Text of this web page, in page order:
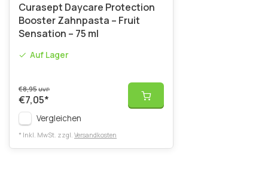
Curasept Daycare Protection
Booster Zahnpasta – Fruit
Sensation – 75 ml
Auf Lager
€8,95UVP
€7,05*
Vergleichen
* Inkl. MwSt. zzgl. Versandkosten